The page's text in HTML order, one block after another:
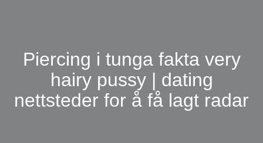
Piercing i tunga fakta very
hairy pussy | dating
nettsteder for å få lagt radar